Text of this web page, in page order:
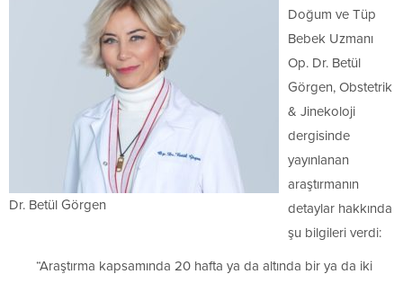
Dr. Betül Görgen
Doğum ve Tüp
Bebek Uzmanı
Op. Dr. Betül
Görgen, Obstetrik
& Jinekoloji
dergisinde
yayınlanan
araştırmanın
detaylar hakkında
şu bilgileri verdi:
“Araştırma kapsamında 20 hafta ya da altında bir ya da iki